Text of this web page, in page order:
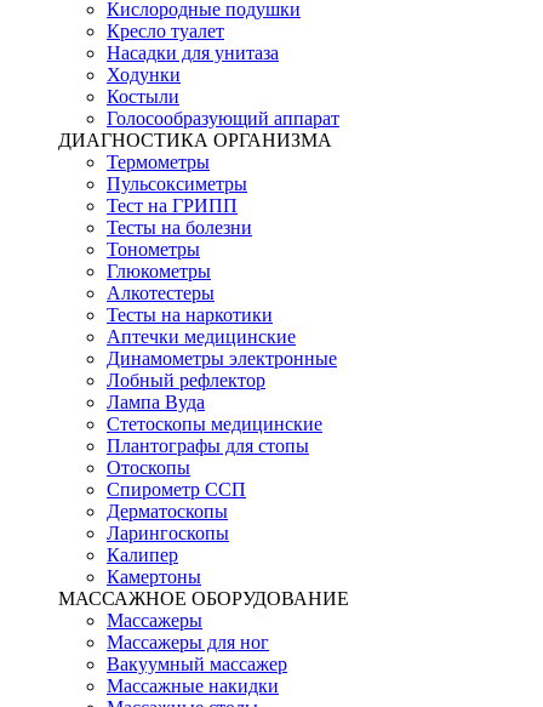
Кислородные подушки
Кресло туалет
Насадки для унитаза
Ходунки
Костыли
Голосообразующий аппарат
ДИАГНОСТИКА ОРГАНИЗМА
Термометры
Пульсоксиметры
Тест на ГРИПП
Тесты на болезни
Тонометры
Глюкометры
Алкотестеры
Тесты на наркотики
Аптечки медицинские
Динамометры электронные
Лобный рефлектор
Лампа Вуда
Стетоскопы медицинские
Плантографы для стопы
Отоскопы
Спирометр ССП
Дерматоскопы
Ларингоскопы
Калипер
Камертоны
МАССАЖНОЕ ОБОРУДОВАНИЕ
Массажеры
Массажеры для ног
Вакуумный массажер
Массажные накидки